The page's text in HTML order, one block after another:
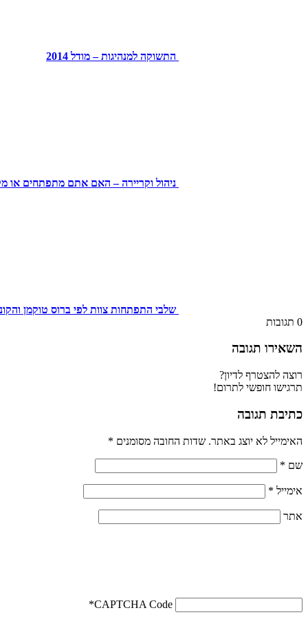
התשוקה למנהיגות – מודל 2014
ניהול וקריירה – האם אתם מתפתחים או
שלבי התפתחות צוות לפי ברוס טוקמן
0 תגובות
השאירו תגובה
רוצה להצטרף לדיון?
תרגישו חופשי לתרום!
כתיבת תגובה
האימייל לא יוצג באתר. שדות החובה מסומנים *
שם *
אימייל *
אתר
CAPTCHA Code
*